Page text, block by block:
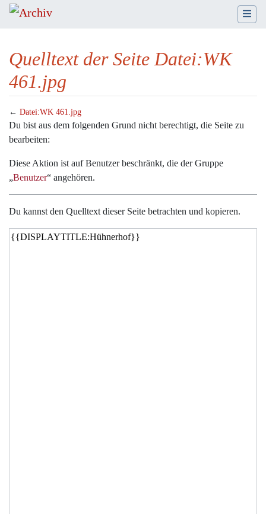
Quelltext der Seite Datei:WK
461.jpg
← Datei:WK 461.jpg
Wechseln zu:Navigation,Suche
Du bist aus dem folgenden Grund nicht berechtigt, die Seite zu
bearbeiten:
Diese Aktion ist auf Benutzer beschränkt, die der Gruppe
„Benutzer“ angehören.
Du kannst den Quelltext dieser Seite betrachten und kopieren.